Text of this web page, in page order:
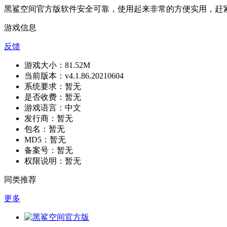
黑鲨空间官方版软件安全可靠，使用起来非常的方便实用，赶
游戏信息
反馈
游戏大小： 81.52M
当前版本： v4.1.86.20210604
系统要求： 暂无
是否收费： 暂无
游戏语言： 中文
发行商： 暂无
包名： 暂无
MD5： 暂无
备案号： 暂无
权限说明： 暂无
同类推荐
更多